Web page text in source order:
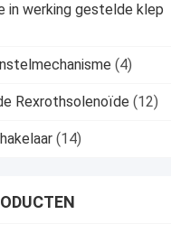
in werking gestelde klep
(4)
Rexrothsolenoïde (12)
(14)